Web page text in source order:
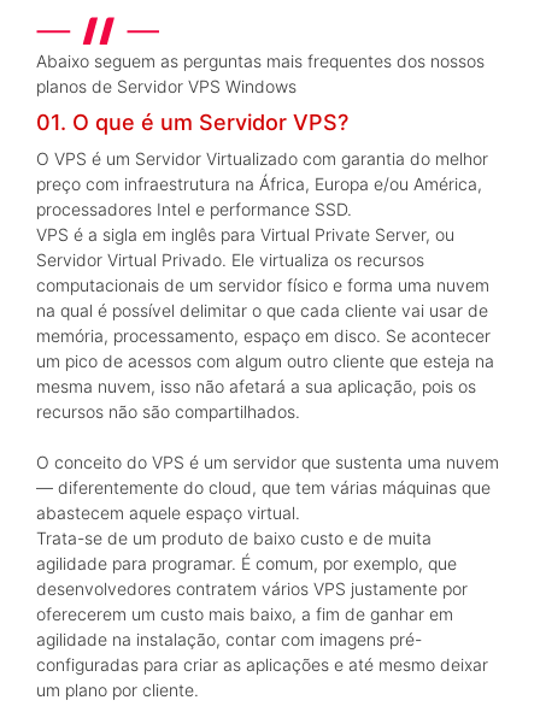
Abaixo seguem as perguntas mais frequentes dos nossos
planos de Servidor VPS Windows
01. O que é um Servidor VPS?
O VPS é um Servidor Virtualizado com garantia do melhor
preço com infraestrutura na África, Europa e/ou América,
processadores Intel e performance SSD.
VPS é a sigla em inglês para Virtual Private Server, ou
Servidor Virtual Privado. Ele virtualiza os recursos
computacionais de um servidor físico e forma uma nuvem
na qual é possível delimitar o que cada cliente vai usar de
memória, processamento, espaço em disco. Se acontecer
um pico de acessos com algum outro cliente que esteja na
mesma nuvem, isso não afetará a sua aplicação, pois os
recursos não são compartilhados.
O conceito do VPS é um servidor que sustenta uma nuvem
— diferentemente do cloud, que tem várias máquinas que
abastecem aquele espaço virtual.
Trata-se de um produto de baixo custo e de muita
agilidade para programar. É comum, por exemplo, que
desenvolvedores contratem vários VPS justamente por
oferecerem um custo mais baixo, a fim de ganhar em
agilidade na instalação, contar com imagens pré-
configuradas para criar as aplicações e até mesmo deixar
um plano por cliente.